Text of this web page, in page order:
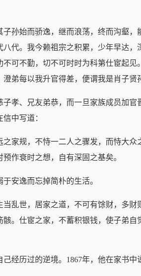
孙始而骄逸，继而浪荡，终而沟壑
代。我今赖祖宗之积累，少年早达
可不勤，切不可时时为科第仕宦起
弟每以我升官得差，便谓我是肖子贤
孝、兄友弟恭，而一旦家族成员加
中写道：
家规，不恃一二人之骤发，而恃大
作衰时之想，自有深固之基矣。
安逸而忘掉简朴的生活。
乱世，居家之道，不可有馀财，多
。仕宦之家，不蓄积银钱，使子弟
经历过的逆境。1867年，他在家书中